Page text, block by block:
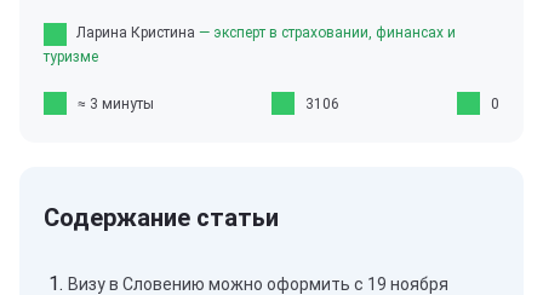
Ларина Кристина — эксперт в страховании, финансах и
туризме
≈ 3 минуты 3106 0
Визу в Словению можно оформить с 19 ноября